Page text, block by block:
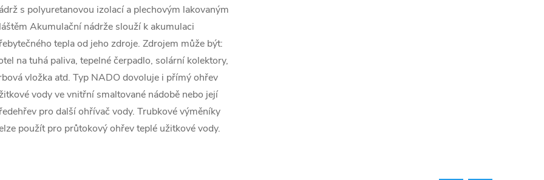
s polyuretanovou izolací a plechovým lakovaným
Akumulační nádrže slouží k akumulaci
tepla od jeho zdroje. Zdrojem může být:
na tuhá paliva, tepelné čerpadlo, solární kolektory,
vložka atd. Typ NADO dovoluje i přímý ohřev
vody ve vnitřní smaltované nádobě nebo její
pro další ohřívač vody. Trubkové výměníky
použít pro průtokový ohřev teplé užitkové vody.